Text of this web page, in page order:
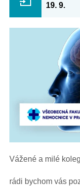
19. 9.
Vážené a milé
rádi bychom vás